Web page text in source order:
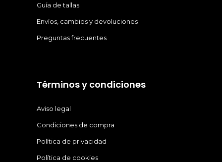
Guía de tallas
Envíos, cambios y devoluciones
Preguntas frecuentes
Términos y condiciones
Aviso legal
Condiciones de compra
Política de privacidad
Política de cookies